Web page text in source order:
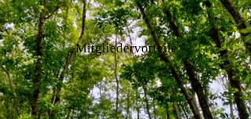
​Mitgliedervorteile